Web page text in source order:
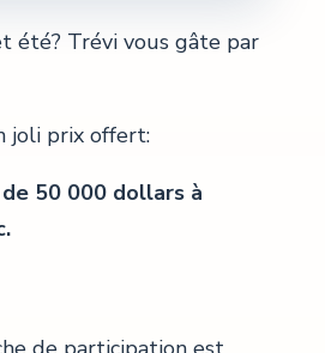
été? Trévi vous gâte par
joli prix offert:
50 000 dollars à